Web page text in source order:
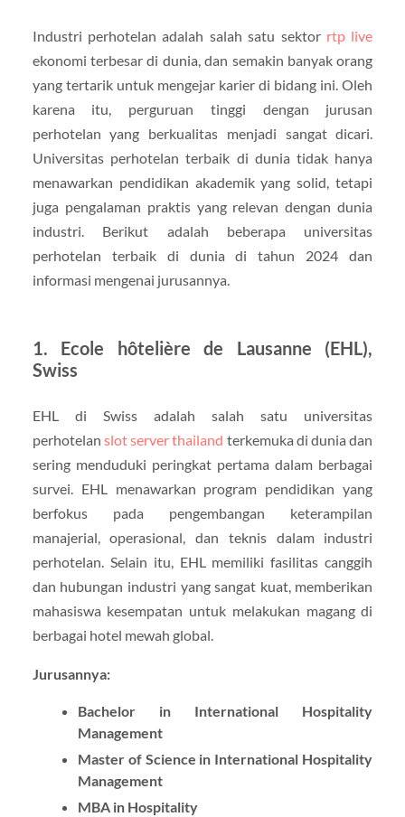
Industri perhotelan adalah salah satu sektor rtp live
ekonomi terbesar di dunia, dan semakin banyak orang
yang tertarik untuk mengejar karier di bidang ini. Oleh
karena itu, perguruan tinggi dengan jurusan
perhotelan yang berkualitas menjadi sangat dicari.
Universitas perhotelan terbaik di dunia tidak hanya
menawarkan pendidikan akademik yang solid, tetapi
juga pengalaman praktis yang relevan dengan dunia
industri. Berikut adalah beberapa universitas
perhotelan terbaik di dunia di tahun 2024 dan
informasi mengenai jurusannya.
1. Ecole hôtelière de Lausanne (EHL),
Swiss
EHL di Swiss adalah salah satu universitas
perhotelanslot server thailand terkemuka di dunia dan
sering menduduki peringkat pertama dalam berbagai
survei. EHL menawarkan program pendidikan yang
berfokus pada pengembangan keterampilan
manajerial, operasional, dan teknis dalam industri
perhotelan. Selain itu, EHL memiliki fasilitas canggih
dan hubungan industri yang sangat kuat, memberikan
mahasiswa kesempatan untuk melakukan magang di
berbagai hotel mewah global.
Jurusannya:
Bachelor in International Hospitality
Management
Master of Science in International Hospitality
Management
MBA in Hospitality